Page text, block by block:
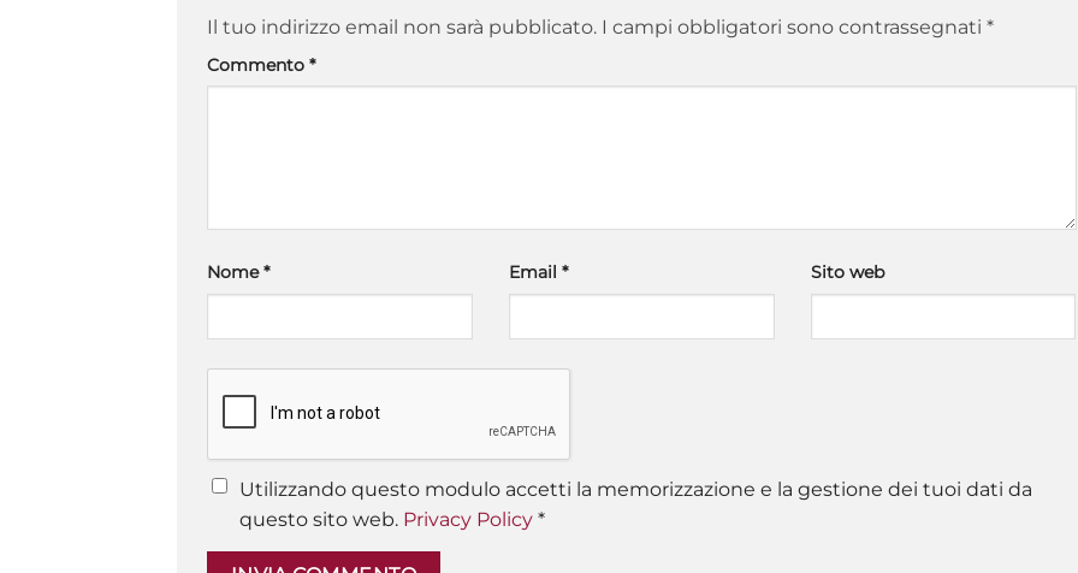
Il tuo indirizzo email non sarà pubblicato. I campi obbligatori sono contrassegnati *
Commento *
Nome* Email * Sito web
Utilizzando questo modulo accetti la memorizzazione e la gestione dei tuoi dati da
questo sito web. Privacy Policy *